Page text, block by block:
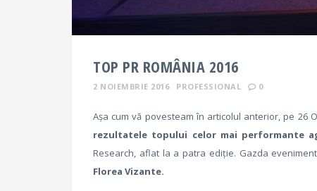
TOP PR ROMÂNIA 2016
2 NOIEMBRIE 2016 PROFESSIONAL 0
Așa cum vă povesteam în articolul anterior, pe 26
rezultatele topului celor mai performante
Research, aflat la a patra ediţie. Gazda
Florea Vizante.